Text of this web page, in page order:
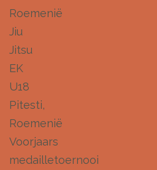
Roemenië
Jiu
Jitsu
EK
U18
Pitesti,
Roemenië
Voorjaars
medailletoernooi